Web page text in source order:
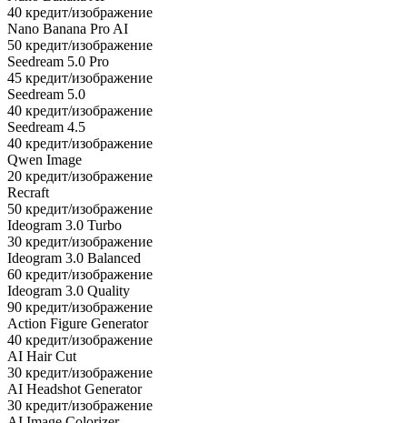
40 кредит/изображение
Nano Banana Pro AI
50 кредит/изображение
Seedream 5.0 Pro
45 кредит/изображение
Seedream 5.0
40 кредит/изображение
Seedream 4.5
40 кредит/изображение
Qwen Image
20 кредит/изображение
Recraft
50 кредит/изображение
Ideogram 3.0 Turbo
30 кредит/изображение
Ideogram 3.0 Balanced
60 кредит/изображение
Ideogram 3.0 Quality
90 кредит/изображение
Action Figure Generator
40 кредит/изображение
AI Hair Cut
30 кредит/изображение
AI Headshot Generator
30 кредит/изображение